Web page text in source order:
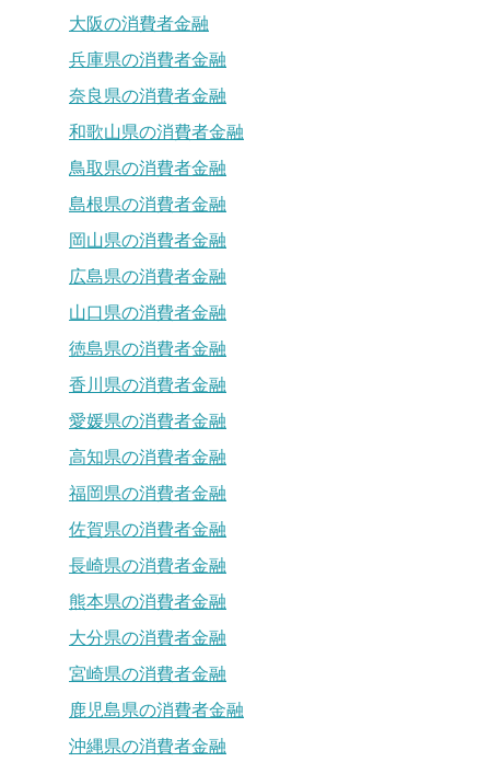
大阪の消費者金融
兵庫県の消費者金融
奈良県の消費者金融
和歌山県の消費者金融
鳥取県の消費者金融
島根県の消費者金融
岡山県の消費者金融
広島県の消費者金融
山口県の消費者金融
徳島県の消費者金融
香川県の消費者金融
愛媛県の消費者金融
高知県の消費者金融
福岡県の消費者金融
佐賀県の消費者金融
長崎県の消費者金融
熊本県の消費者金融
大分県の消費者金融
宮崎県の消費者金融
鹿児島県の消費者金融
沖縄県の消費者金融